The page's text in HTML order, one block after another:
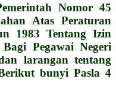
Nomor 45
Atas Peraturan
1983 Tentang Izin
Pegawai Negeri
larangan tentang
bunyi Pasla 4